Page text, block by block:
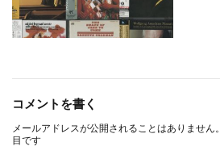
コメントを書く
メールアドレスが公開されることはありません。
目です